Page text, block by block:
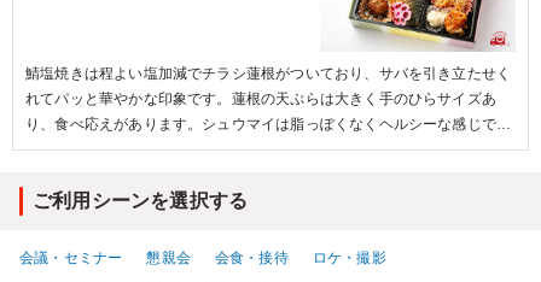
鯖塩焼きは程よい塩加減でチラシ蓮根がついており、サバを引き立たせく
れてパッと華やかな印象です。蓮根の天ぷらは大きく手のひらサイズあ
り、食べ応えがあります。シュウマイは脂っぽくなくヘルシーな感じでふ
んわりしていました。付け合わせにひじき、わかめ、みんな大好きミート
ず少なすぎずなので丁度よいので女性でも食べきれる量となっており、男
ご利用シーンを選択する
会議・セミナー 懇親会 会食・接待
ロケ・撮影